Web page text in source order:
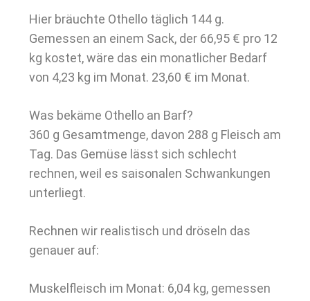
Hier bräuchte Othello täglich 144 g.
Gemessen an einem Sack, der 66,95 € pro 12
kg kostet, wäre das ein monatlicher Bedarf
von 4,23 kg im Monat. 23,60 € im Monat.
Was bekäme Othello an Barf?
360 g Gesamtmenge, davon 288 g Fleisch am
Tag. Das Gemüse lässt sich schlecht
rechnen, weil es saisonalen Schwankungen
unterliegt.
Rechnen wir realistisch und dröseln das
genauer auf:
Muskelfleisch im Monat: 6,04 kg, gemessen